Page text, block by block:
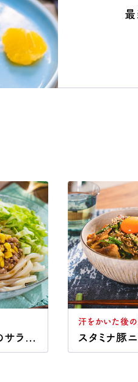
最
コーン肉みそのサラダうどん
汗をかいた後
スタミナ豚